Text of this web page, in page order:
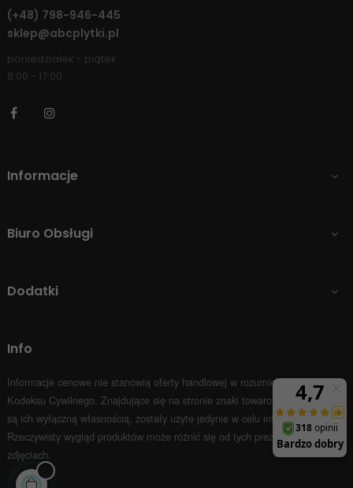
(+48) 798-946-445
sklep@abcplytki.pl
poniedziałek - piątek
8:00 - 17:00
Facebook
Informacje 
Biuro Obsługi 
Dodatki 
Info
Informacje cenowe nie stanowią oferty handlowej w rozumieniu Art.66 par.1
Kodeksu Cywilnego. Znajdujące się na stronie znaki towarowe i nazwy firm
są ich wyłączną własnością, zostały użyte jedynie w celu informacyjnym.
Rzeczywisty wygląd produktów może różnić się od tych prezentowanych na
zdjęciach.